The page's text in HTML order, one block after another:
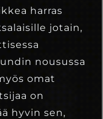
harras
jotain,
nousussa
omat
on
hyvin sen,